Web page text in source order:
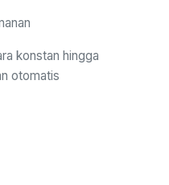
konstan hingga
otomatis